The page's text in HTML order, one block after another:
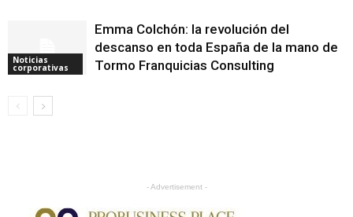
Noticias
corporativas
Emma Colchón: la revolución del
descanso en toda España de la mano de
Tormo Franquicias Consulting
- Advertisement -